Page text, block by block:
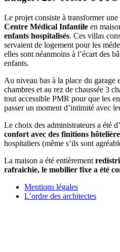
Le projet consiste à transformer une
Centre Médical Infantile en
enfants hospitalisés. Ces villas
servaient de logement pour les
elles sont néanmoins à l’écart des
enfants.
Au niveau bas à la place du garage
chambres et au rez de chaussée 3
tout accessible PMR pour que les
passer un moment d’intimité avec
Le choix des administrateurs a été
confort avec des finitions
hospitaliers (même s’ils sont
La maison a été entièrement
rafraichie, le mobilier fixe a été
Mentions légales
L’ordre des architectes